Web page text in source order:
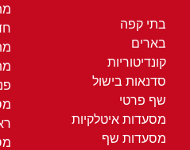
בתי קפה
בארים
קונדיטוריות
סדנאות בישול
שף פרטי
מסעדות איטלקיות
מסעדות שף